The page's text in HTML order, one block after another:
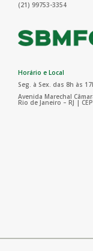
(21) 99753-3354
Horário e Local
Seg. à Sex. das 8h às
Avenida Marechal
Rio de Janeiro – RJ |